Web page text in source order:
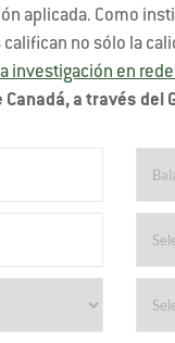
aplicada. Como
no sólo la
investigación en
a través del